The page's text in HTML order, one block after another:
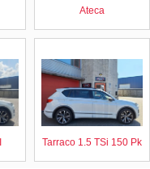
Ateca
Tarraco 1.5 TSi 150 Pk